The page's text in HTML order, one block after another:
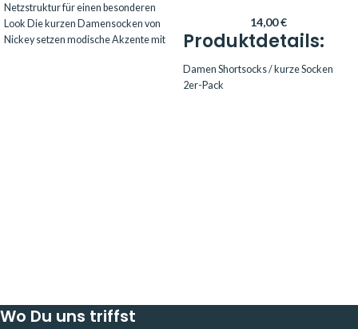
Netzstruktur für einen besonderen
Look Die kurzen Damensocken von
Nickey setzen modische Akzente mit
14,00€
Produktdetails:
Damen Shortsocks / kurze Socken
2er-Pack
3 % Elasthan
Wo Du uns triffst